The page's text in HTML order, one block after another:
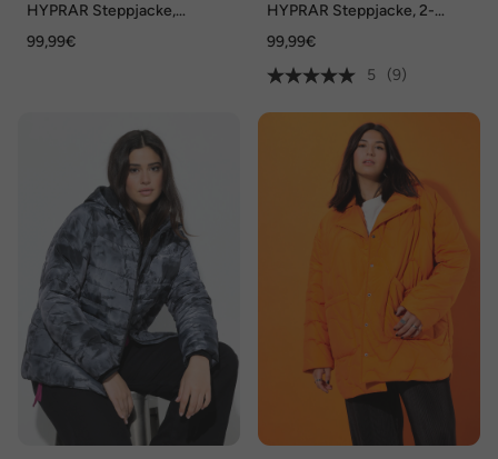
HYPRAR Steppjacke,
Stehkragen
99,99€
HYPRAR Steppjacke, 2-
99,99€
5
(9)